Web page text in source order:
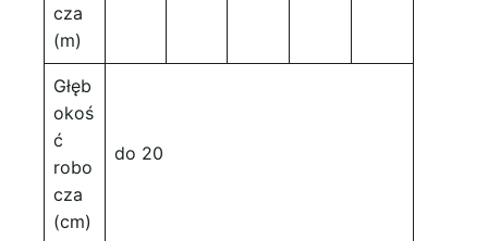
cza
(m)
Głęb
okoś
ć
robo
cza
(cm)
do 20